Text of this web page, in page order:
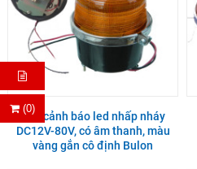
(0)
Đèn cảnh báo led nhấp nháy
DC12V-80V, có âm thanh, màu
vàng gắn cô định Bulon